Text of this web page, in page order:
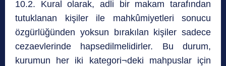
10.2. Kural olarak, adli bir makam tarafından
tutuklanan kişiler ile mahkûmiyetleri sonucu
özgürlüğünden yoksun bırakılan kişiler sadece
cezaevlerinde hapsedilmelidirler. Bu durum,
kurumun her iki kategori¬deki mahpuslar için